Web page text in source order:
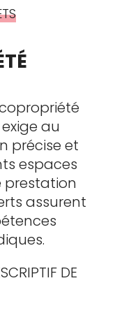
au
précise et
espaces
prestation
assurent
DE